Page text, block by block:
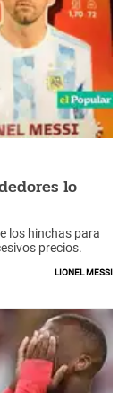
lo
los hinchas para
precios.
Lionel Messi